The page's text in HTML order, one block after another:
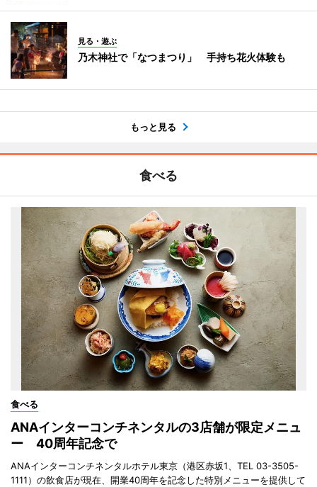
見る・遊ぶ
乃木神社で「なつまつり」 手持ち花火体験も
もっと見る
食べる
食べる
ANAインターコンチネンタルの3店舗が限定メニュ
ー 40周年記念で
ANAインターコンチネンタルホテル東京（港区赤坂1、TEL 03-3505-
1111）の飲食店が現在、開業40周年を記念した特別メニューを提供して